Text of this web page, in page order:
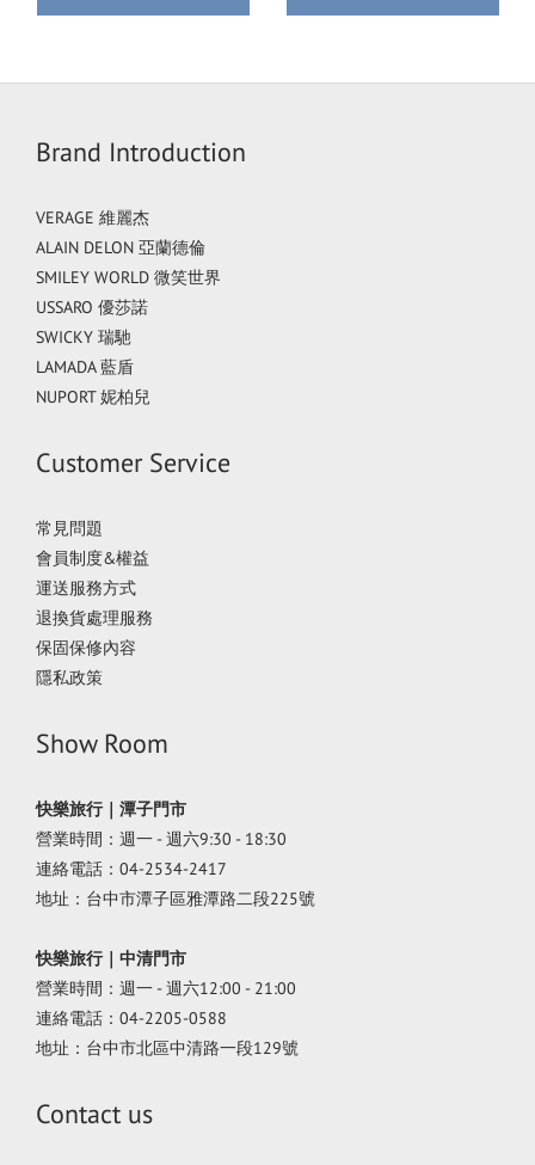
Brand Introduction
VERAGE 維麗杰
ALAIN DELON 亞蘭德倫
SMILEY WORLD 微笑世界
USSARO 優莎諾
SWICKY 瑞馳
LAMADA 藍盾
NUPORT 妮柏兒
Customer Service
常見問題
會員制度&權益
運送服務方式
退換貨處理服務
保固保修內容
隱私政策
Show Room
快樂旅行｜潭子門市
營業時間：週一 - 週六9:30 - 18:30
連絡電話：04-2534-2417
地址：台中市潭子區雅潭路二段225號
快樂旅行｜中清門市
營業時間：週一 - 週六12:00 - 21:00
連絡電話：04-2205-0588
地址：台中市北區中清路一段129號
Contact us